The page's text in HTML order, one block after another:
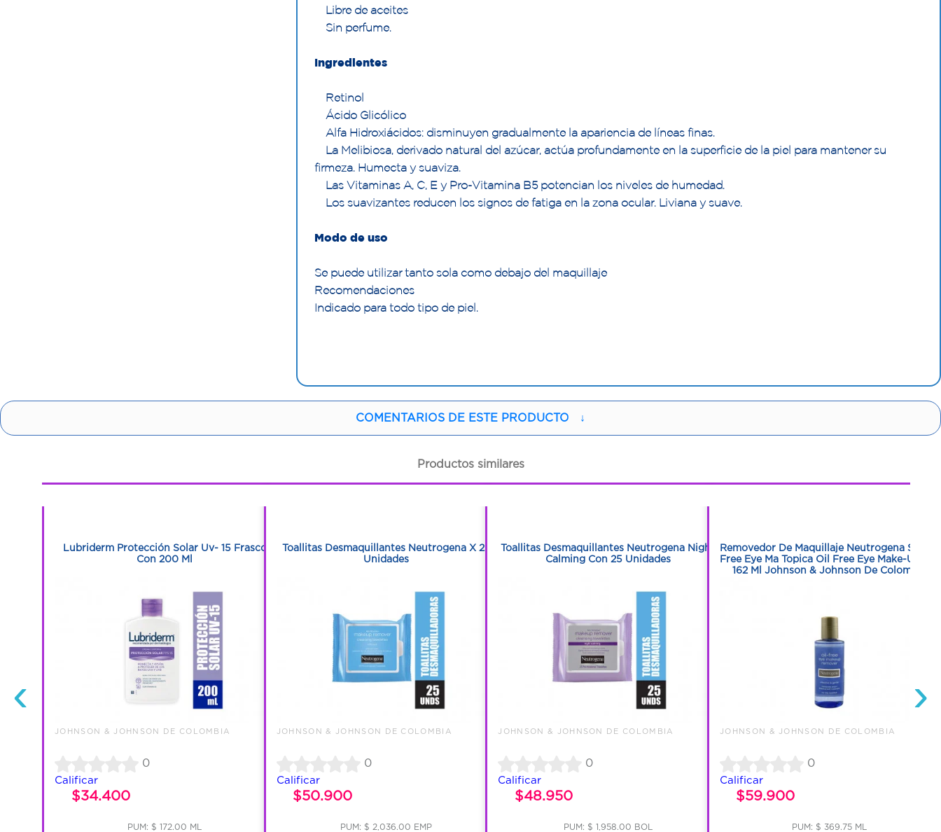
Libre de aceites
Sin perfume.
Ingredientes
Retinol
Ácido Glicólico
Alfa Hidroxiácidos: disminuyen gradualmente la apariencia de líneas finas.
La Melibiosa, derivado natural del azúcar, actúa profundamente en la superficie de la piel para mantener su
firmeza. Humecta y suaviza.
Las Vitaminas A, C, E y Pro-Vitamina B5 potencian los niveles de humedad.
Los suavizantes reducen los signos de fatiga en la zona ocular. Liviana y suave.
Modo de uso
Se puede utilizar tanto sola como debajo del maquillaje
Recomendaciones
Indicado para todo tipo de piel.
COMENTARIOS DE ESTE PRODUCTO ↓
Productos similares
‹
Lubriderm Protección Solar Uv- 15 Frasco
Con 200 Ml
JOHNSON & JOHNSON DE COLOMBIA
0
Calificar
$34.400
PUM: $ 172.00 ML
Toallitas Desmaquillantes Neutrogena X 25
Unidades
JOHNSON & JOHNSON DE COLOMBIA
0
Calificar
$50.900
PUM: $ 2,036.00 EMP
Toallitas Desmaquillantes Neutrogena Night
Calming Con 25 Unidades
JOHNSON & JOHNSON DE COLOMBIA
0
Calificar
$48.950
PUM: $ 1,958.00 BOL
Removedor De Maquillaje Neutrogena Sol Oil
Free Eye Ma Topica Oil Free Eye Make-Up Fra
162 Ml Johnson & Johnson De Colombia
JOHNSON & JOHNSON DE COLOMBIA
0
Calificar
$59.900
PUM: $ 369.75 ML
›